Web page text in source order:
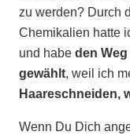
zu werden? Durch
Chemikalien hatte
und habe den
gewählt, weil ich
Haareschneiden,
Wenn Du Dich